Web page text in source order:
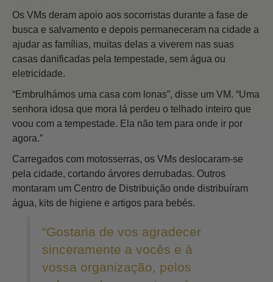
Os VMs deram apoio aos socorristas durante a fase de
busca e salvamento e depois permaneceram na cidade a
ajudar as famílias, muitas delas a viverem nas suas
casas danificadas pela tempestade, sem água ou
eletricidade.
“Embrulhámos uma casa com lonas”, disse um VM. “Uma
senhora idosa que mora lá perdeu o telhado inteiro que
voou com a tempestade. Ela não tem para onde ir por
agora.”
Carregados com motosserras, os VMs deslocaram‑se
pela cidade, cortando árvores derrubadas. Outros
montaram um Centro de Distribuição onde distribuíram
água, kits de higiene e artigos para bebés.
“Gostaria de vos agradecer
sinceramente a vocês e à
vossa organização, pelos